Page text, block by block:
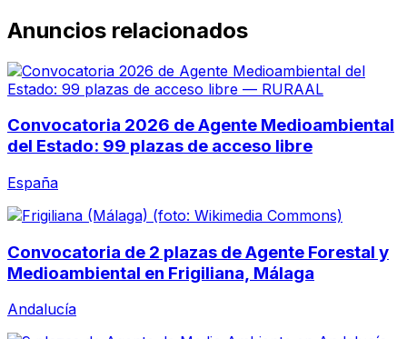
Anuncios relacionados
Convocatoria 2026 de Agente Medioambiental
del Estado: 99 plazas de acceso libre
España
Convocatoria de 2 plazas de Agente Forestal y
Medioambiental en Frigiliana, Málaga
Andalucía